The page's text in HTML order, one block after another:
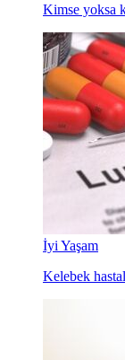
Kimse yoksa
İyi Yaşam
Kelebek